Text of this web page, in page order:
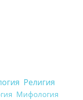
Религия
Мифология